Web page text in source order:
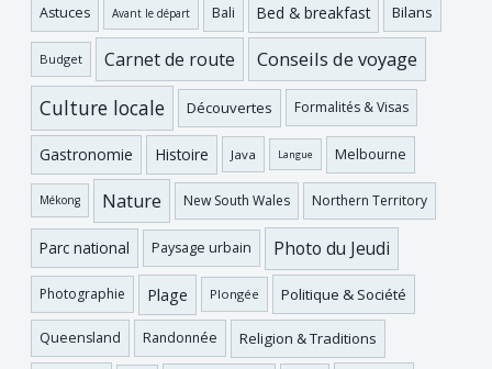
Astuces Avant le départ Bali Bed & breakfast Bilans
Budget Carnet de route Conseils de voyage
Culture locale Découvertes Formalités & Visas
Gastronomie Histoire Java Langue Melbourne
Mékong Nature New South Wales Northern Territory
Parc national Paysage urbain Photo du Jeudi
Photographie Plage Plongée Politique & Société
Queensland Randonnée Religion & Traditions